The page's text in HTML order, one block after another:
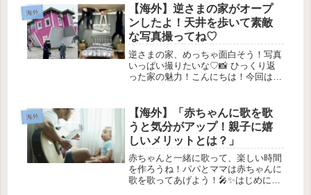
岸都市で、豊かな歴史と南部のホスピ
タリティが有名なんだけど、特に歴史
的...
海外
【海外】逆さまの家がオープ
ンしたよ！天井を歩いて素敵
な写真撮ってね♡
逆さまの家、めっちゃ面白そう！写真
いっぱい撮りたいな♡📸 ひっくり返
った家の魅力！こんにちは！今回は、
ト「ひっくり返った家」についてお話
するよ！この家は、全部の家具が
180...
海外
【海外】「赤ちゃんに歌を歌
うと気分がアップ！親子に嬉
しいメリットとは？」
赤ちゃんと一緒に歌って、楽しい時間
を作ろうね！パパとママは赤ちゃんに
歌を歌ってあげよう！🎤✨はじめに🌟